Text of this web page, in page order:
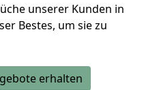
unserer Kunden in
Bestes, um sie zu
erhalten